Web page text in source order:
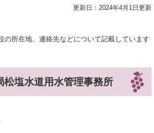
更新日：2024年4月1日更新
の所在地、連絡先などについて記載しています
松塩水道用水管理事務所